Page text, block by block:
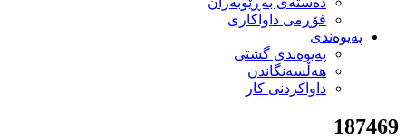
فۆڕمی داواكاری
پەیوەندی
پەیوەندی گشتی
هەڵسەنگاندن
داواكردنی كار
187469